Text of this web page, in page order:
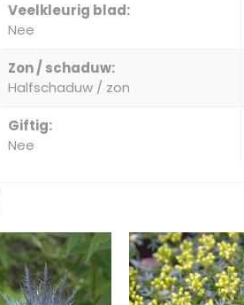
Veelkleurig blad:
Nee
Zon / schaduw:
Halfschaduw / zon
Giftig:
Nee